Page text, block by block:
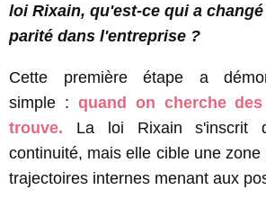
loi Rixain, qu'est-ce qui a
parité dans l'entreprise ?
Cette première étape a
simple : quand on cherche
trouve. La loi Rixain s'inscrit
continuité, mais elle cible une
trajectoires internes menant aux